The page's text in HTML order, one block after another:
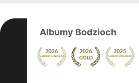
Albumy Bodzioch